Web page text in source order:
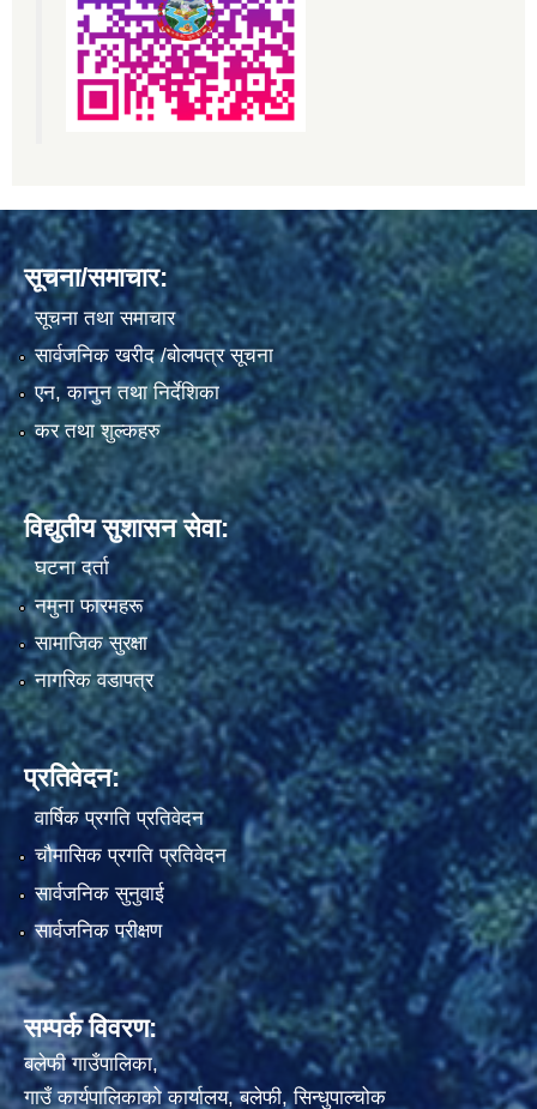
सूचना/समाचार:
सूचना तथा समाचार
सार्वजनिक खरीद /बोलपत्र सूचना
एन, कानुन तथा निर्देशिका
कर तथा शुल्कहरु
विद्युतीय सुशासन सेवा:
घटना दर्ता
नमुना फारमहरू
सामाजिक सुरक्षा
नागरिक वडापत्र
प्रतिवेदन:
वार्षिक प्रगति प्रतिवेदन
चौमासिक प्रगति प्रतिवेदन
सार्वजनिक सुनुवाई
सार्वजनिक परीक्षण
सम्पर्क विवरण:
बलेफी गाउँपालिका,
गाउँ कार्यपालिकाको कार्यालय, बलेफी, सिन्धुपाल्चोक